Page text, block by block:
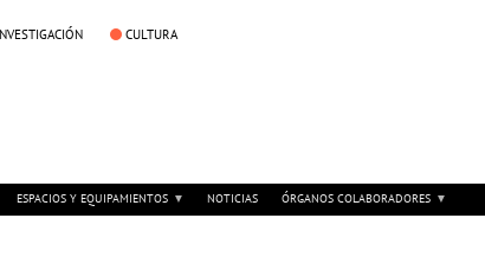
CULTURA
ESPACIOS Y EQUIPAMIENTOS NOTICIAS ÓRGANOS COLABORADORES